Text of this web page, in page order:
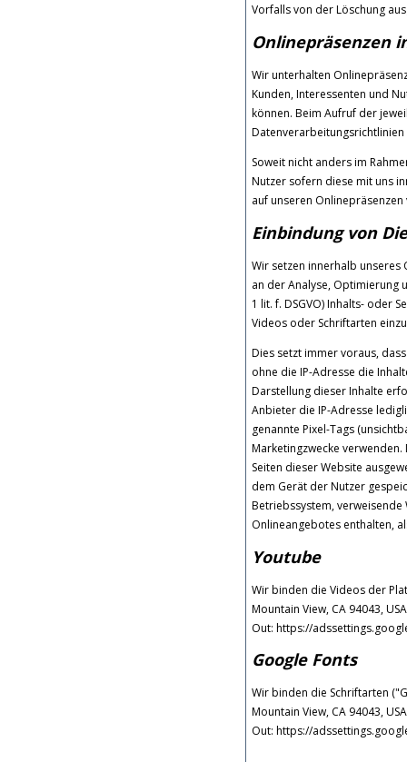
Vorfalls von der Löschung
Onlinepräsenzen
Wir unterhalten
Kunden, Interessenten und
können. Beim Aufruf der
Soweit nicht anders im
Nutzer sofern diese mit uns
auf unseren
Einbindung von
Wir setzen innerhalb
an der Analyse, Optimierung
1 lit. f. DSGVO) Inhalts- oder
Videos oder Schriftarten
Dies setzt immer voraus,
ohne die IP-Adresse die
Darstellung dieser Inhalte
Anbieter die IP-Adresse
genannte Pixel-Tags
Marketingzwecke
Seiten dieser Website
dem Gerät der Nutzer
Betriebssystem, verweisende
Onlineangebotes enthalten,
Youtube
Wir binden die Videos der
Mountain View, CA 94043,
Out: https://
Google Fonts
Wir binden die Schriftarten
Mountain View, CA 94043,
Out: https://